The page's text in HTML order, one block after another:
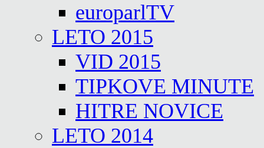
europarlTV
LETO 2015
VID 2015
TIPKOVE MINUTE
HITRE NOVICE
LETO 2014